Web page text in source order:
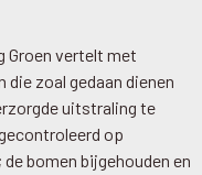
Groen vertelt met
zoal gedaan dienen
uitstraling te
op
bomen bijgehouden en